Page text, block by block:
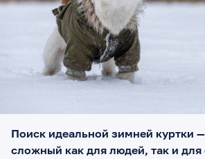
Поиск идеальной зимней куртки
сложный как для людей, так и для